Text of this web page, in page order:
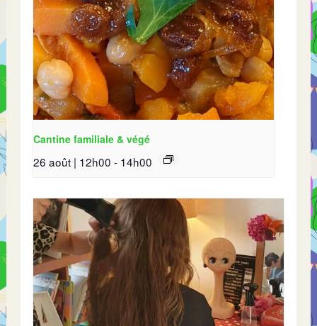
Cantine familiale & végé
26 août | 12h00 - 14h00